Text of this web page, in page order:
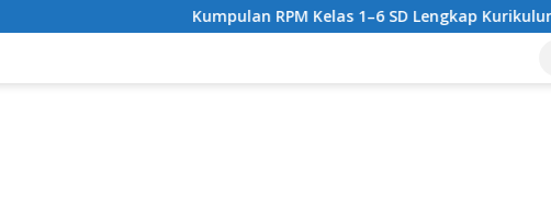
Kumpulan RPM Kelas 1–6 SD Lengkap Kurikulum Merdeka